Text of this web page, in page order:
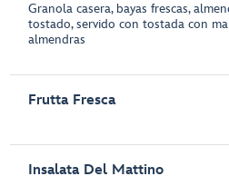
Granola casera, bayas frescas,
tostado, servido con tostada con
almendras
Frutta Fresca
Insalata Del Mattino